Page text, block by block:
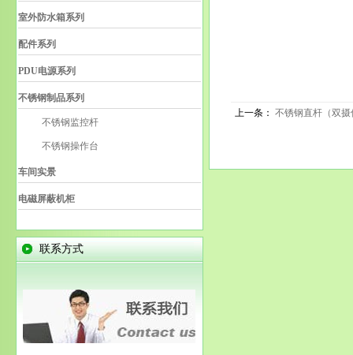
室外防水箱系列
配件系列
PDU电源系列
不锈钢制品系列
不锈钢监控杆
不锈钢操作台
车间实景
电磁屏蔽机柜
联系方式
上一条： 不锈钢直杆（双摄